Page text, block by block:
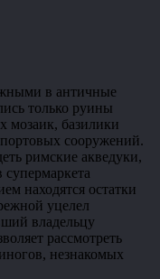
в античные
только руины
мозаик, базилики
сооружений.
римские акведуки,
супермаркета
находятся остатки
уцелел
владельцу
рассмотреть
незнакомых